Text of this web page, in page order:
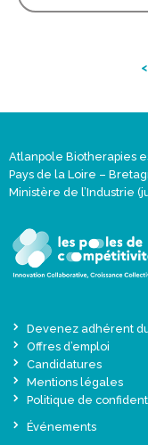
Atlanpole Biotherapies
Pays de la Loire –
Ministère de l’Industrie
Devenez adhérent
Offres d’emploi
Candidatures
Mentions légales
Politique de
Événements